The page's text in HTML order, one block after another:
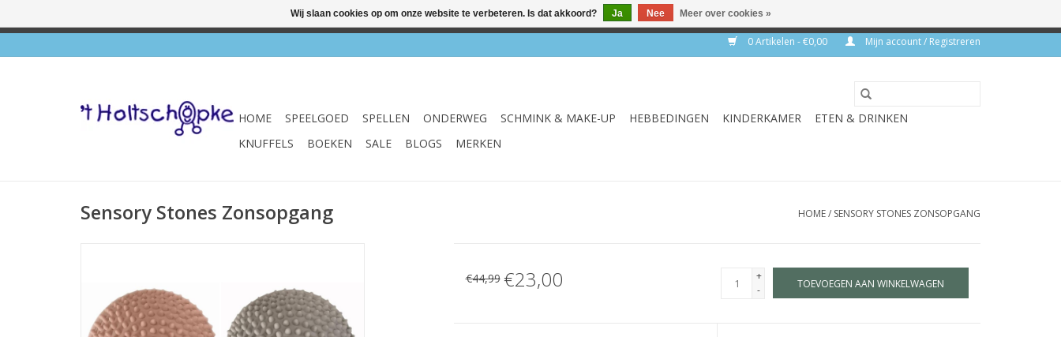
0 Artikelen - €0,00 Mijn account / Registreren
HOME SPEELGOED SPELLEN ONDERWEG SCHMINK & MAKE-UP HEBBEDINGEN KINDERKAMER
ETEN & DRINKEN
KNUFFELS
BOEKEN SALE BLOGS MERKEN
Sensory Stones Zonsopgang HOME/ SENSORY STONES ZONSOPGANG
€44,99 €23,00
+
-
TOEVOEGEN AAN WINKELWAGEN
Wij slaan cookies op om onze website te verbeteren. Is dat akkoord? Ja Nee Meer over cookies »
✔ Winkel & webshop ✔ Gratis verzenden vanaf €75 ✔ Levertijd 1-3 werkdagen